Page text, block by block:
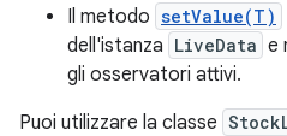
Il metodo setValue(T)
dell'istanza LiveData e
gli osservatori attivi.
Puoi utilizzare la classe